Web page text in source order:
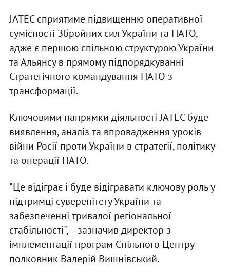
JATEC сприятиме підвищенню оперативної
сумісності Збройних сил України та НАТО,
адже є першою спільною структурою України
та Альянсу в прямому підпорядкуванні
Стратегічного командування НАТО з
трансформації.
Ключовими напрямки діяльності JATEC буде
виявлення, аналіз та впровадження уроків
війни Росії проти України в стратегії, політику
та операції НАТО.
"Це відіграє і буде відігравати ключову роль у
підтримці суверенітету України та
забезпеченні тривалої регіональної
стабільності", – зазначив директор з
імплементації програм Спільного Центру
полковник Валерій Вишнівський.